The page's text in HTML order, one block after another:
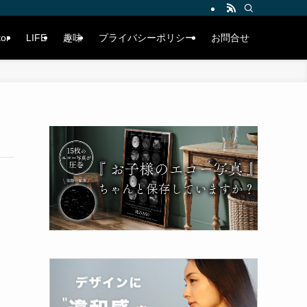
LIFE 趣味 プライバシーポリシー お問合せ